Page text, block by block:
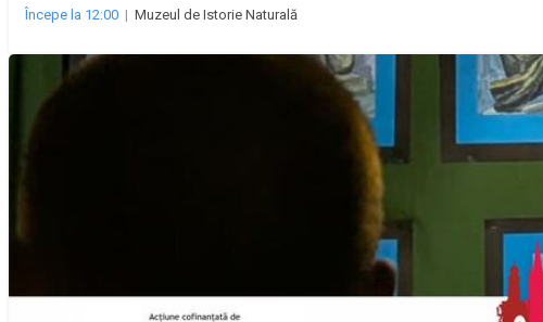
Începe la 12:00 | Muzeul de Istorie Naturală